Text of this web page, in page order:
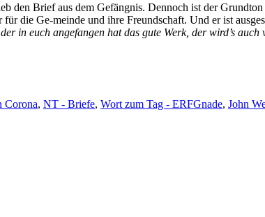
den Brief aus dem Gefäng­nis. Den­noch ist der
die Ge-meinde und ihre Fre­und­schaft. Und er ist
in euch ange­fan­gen hat das gute Werk, der wird’s
Corona, NT - Briefe, Wort zum Tag - ERFGnade, John